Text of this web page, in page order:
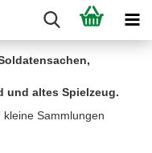
und altes Spielzeug.
Sammlungen